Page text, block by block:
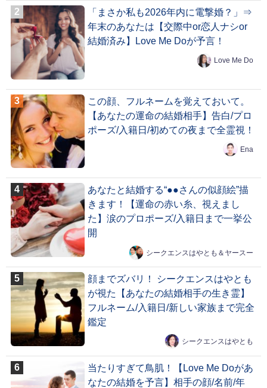
「まさか私も2026年内に電撃婚？」⇒
年末のあなたは【交際中or恋人ナシor
結婚済み】Love Me Doが予言！
Love Me Do
この顔、フルネームを覚えておいて。
【あなたの運命の結婚相手】告白/プロ
ポーズ/入籍日/初めての夜まで全霊視！
Ena
あなたと結婚する“●●さんの似顔絵”描
きます！【運命の赤い糸、視えまし
た】涙のプロポーズ/入籍日まで一挙公
開
シークエンスはやとも＆ヤースー
顔までズバリ！ シークエンスはやとも
が視た【あなたの結婚相手の生き霊】
フルネーム/入籍日/新しい家族まで完全
鑑定
シークエンスはやとも
当たりすぎて鳥肌！【Love Me Doがあ
なたの結婚を予言】相手の顔/名前/年